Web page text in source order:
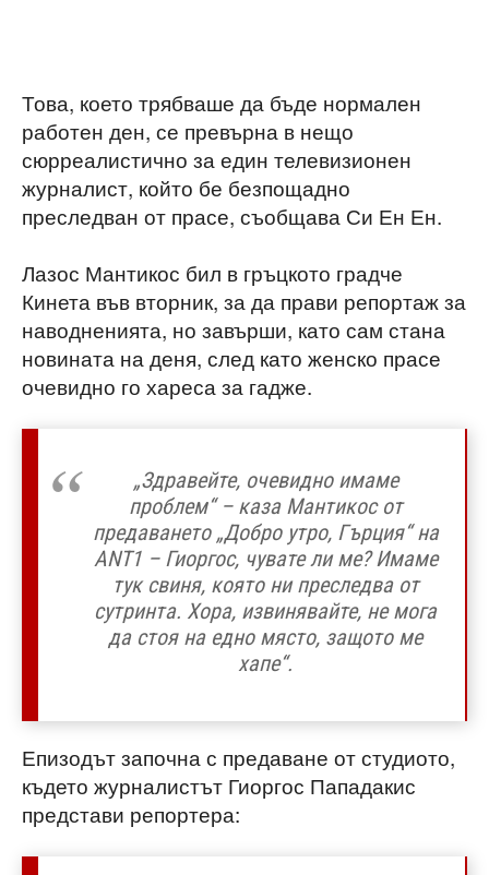
Това, което трябваше да бъде нормален
работен ден, се превърна в нещо
сюрреалистично за един телевизионен
журналист, който бе безпощадно
преследван от прасе, съобщава Си Ен Ен.
Лазос Мантикос бил в гръцкото градче
Кинета във вторник, за да прави репортаж за
наводненията, но завърши, като сам стана
новината на деня, след като женско прасе
очевидно го хареса за гадже.
„Здравейте, очевидно имаме
проблем“ – каза Мантикос от
предаването „Добро утро, Гърция“ на
ANT1 – Гиоргос, чувате ли ме? Имаме
тук свиня, която ни преследва от
сутринта. Хора, извинявайте, не мога
да стоя на едно място, защото ме
хапе“.
Епизодът започна с предаване от студиото,
където журналистът Гиоргос Пападакис
представи репортера: